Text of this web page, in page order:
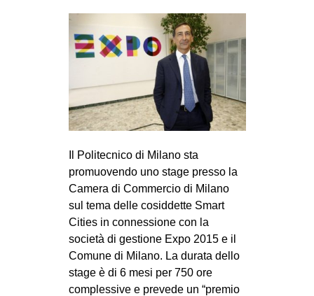
Il Politecnico di Milano sta
promuovendo uno stage presso la
Camera di Commercio di Milano
sul tema delle cosiddette Smart
Cities in connessione con la
società di gestione Expo 2015 e il
Comune di Milano. La durata dello
stage è di 6 mesi per 750 ore
complessive e prevede un “premio